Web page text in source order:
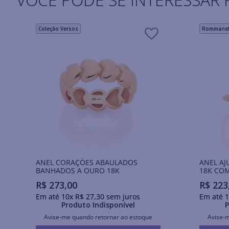
Coleção Versos
ANEL CORAÇÕES ABAULADOS
BANHADOS A OURO 18K
R$ 273,00
Em até 10x R$ 27,30sem juros
Produto Indisponível
Avise-me quando retornar ao estoque
ANEL
18K
R$ 223
Em até
Avise-